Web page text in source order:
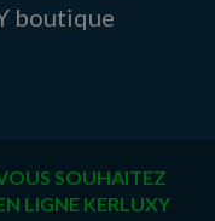
boutique
SOUHAITEZ
LIGNE KERLUXY